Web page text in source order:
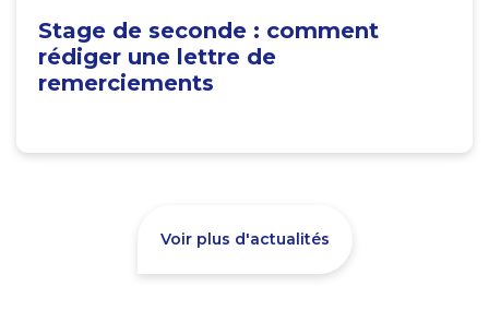
Stage de seconde : comment
rédiger une lettre de
remerciements
Voir plus d'actualités